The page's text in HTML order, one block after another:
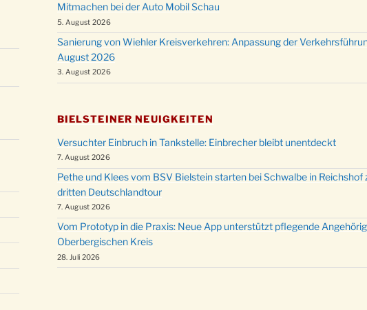
Mitmachen bei der Auto Mobil Schau
5. August 2026
Sanierung von Wiehler Kreisverkehren: Anpassung der
August 2026
3. August 2026
BIELSTEINER NEUIGKEITEN
Versuchter Einbruch in Tankstelle: Einbrecher bleibt unentdeckt
7. August 2026
Pethe und Klees vom BSV Bielstein starten bei Schwalbe in Reichshof
dritten Deutschlandtour
7. August 2026
Vom Prototyp in die Praxis: Neue App unterstützt pflegende
Oberbergischen Kreis
28. Juli 2026